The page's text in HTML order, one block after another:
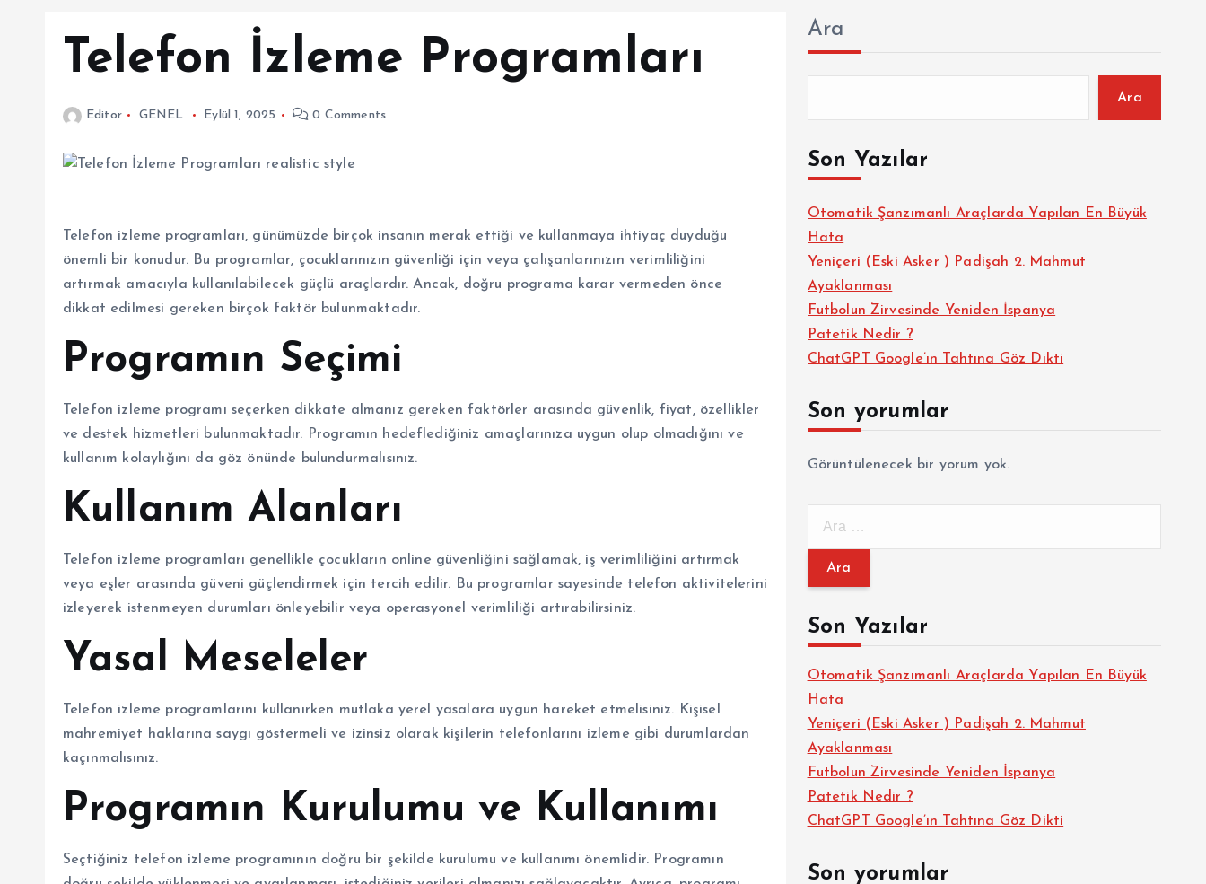
Telefon İzleme Programları
Editor GENEL Eylül 1, 2025 0 Comments
Telefon izleme programları, günümüzde birçok insanın merak ettiği ve kullanmaya ihtiyaç duyduğu
önemli bir konudur. Bu programlar, çocuklarınızın güvenliği için veya çalışanlarınızın verimliliğini
artırmak amacıyla kullanılabilecek güçlü araçlardır. Ancak, doğru programa karar vermeden önce
dikkat edilmesi gereken birçok faktör bulunmaktadır.
Programın Seçimi
Telefon izleme programı seçerken dikkate almanız gereken faktörler arasında güvenlik, fiyat, özellikler
ve destek hizmetleri bulunmaktadır. Programın hedeflediğiniz amaçlarınıza uygun olup olmadığını ve
kullanım kolaylığını da göz önünde bulundurmalısınız.
Kullanım Alanları
Telefon izleme programları genellikle çocukların online güvenliğini sağlamak, iş verimliliğini artırmak
veya eşler arasında güveni güçlendirmek için tercih edilir. Bu programlar sayesinde telefon aktivitelerini
izleyerek istenmeyen durumları önleyebilir veya operasyonel verimliliği artırabilirsiniz.
Yasal Meseleler
Telefon izleme programlarını kullanırken mutlaka yerel yasalara uygun hareket etmelisiniz. Kişisel
mahremiyet haklarına saygı göstermeli ve izinsiz olarak kişilerin telefonlarını izleme gibi durumlardan
kaçınmalısınız.
Programın Kurulumu ve Kullanımı
Seçtiğiniz telefon izleme programının doğru bir şekilde kurulumu ve kullanımı önemlidir. Programın
Ara
Ara
Son Yazılar
Otomatik Şanzımanlı Araçlarda Yapılan En Büyük
Hata
Yeniçeri (Eski Asker ) Padişah 2. Mahmut
Ayaklanması
Futbolun Zirvesinde Yeniden İspanya
Patetik Nedir ?
ChatGPT Google’ın Tahtına Göz Dikti
Son yorumlar
Görüntülenecek bir yorum yok.
m
:Son Yazılar
Otomatik Şanzımanlı Araçlarda Yapılan En Büyük
Hata
Yeniçeri (Eski Asker ) Padişah 2. Mahmut
Ayaklanması
Futbolun Zirvesinde Yeniden İspanya
Patetik Nedir ?
ChatGPT Google’ın Tahtına Göz Dikti
Son yorumlar